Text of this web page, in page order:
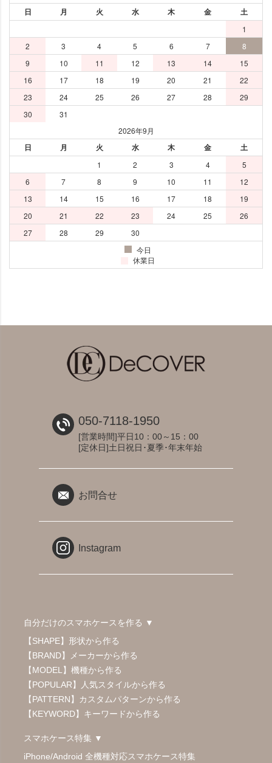
050-7118-1950
[営業時間]平日10：00～15：00
[定休日]土日祝日･夏季･年末年始
お問合せ
Instagram
自分だけのスマホケースを作る ▼
【SHAPE】形状から作る
【BRAND】メーカーから作る
【MODEL】機種から作る
【POPULAR】人気スタイルから作る
【PATTERN】カスタムパターンから作る
【KEYWORD】キーワードから作る
スマホケース特集 ▼
iPhone/Android 全機種対応スマホケース特集